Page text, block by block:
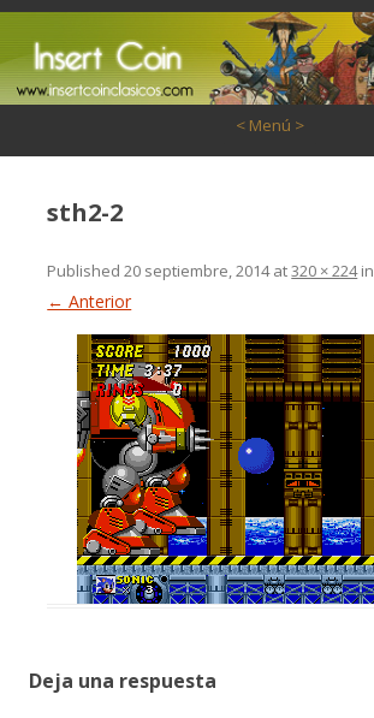
< Menú >
sth2-2
Published20 septiembre, 2014at320 × 224in
← Anterior
Deja una respuesta